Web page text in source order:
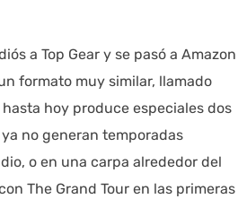
a Top Gear y se pasó a Amazon
formato muy similar, llamado
hoy produce especiales dos
no generan temporadas
o en una carpa alrededor del
The Grand Tour en las primeras